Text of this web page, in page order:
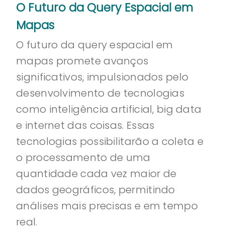
O Futuro da Query Espacial em
Mapas
O futuro da query espacial em
mapas promete avanços
significativos, impulsionados pelo
desenvolvimento de tecnologias
como inteligência artificial, big data
e internet das coisas. Essas
tecnologias possibilitarão a coleta e
o processamento de uma
quantidade cada vez maior de
dados geográficos, permitindo
análises mais precisas e em tempo
real.